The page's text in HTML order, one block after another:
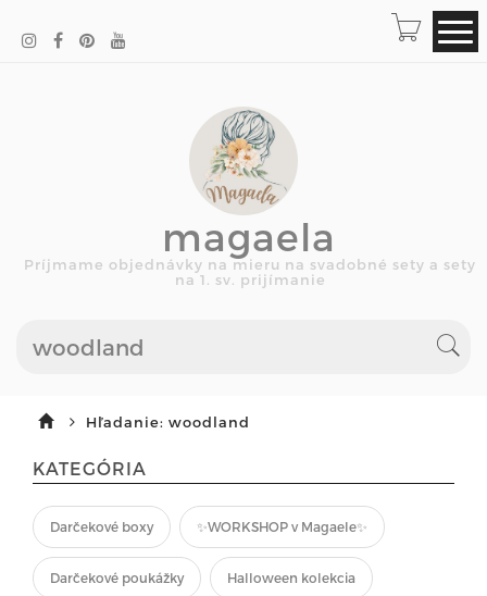
magaela
Príjmame objednávky na mieru na svadobné sety a sety
na 1. sv. prijímanie
Hľadanie: woodland
KATEGÓRIA
Darčekové boxy ✨WORKSHOP v Magaele✨
Darčekové poukážky Halloween kolekcia